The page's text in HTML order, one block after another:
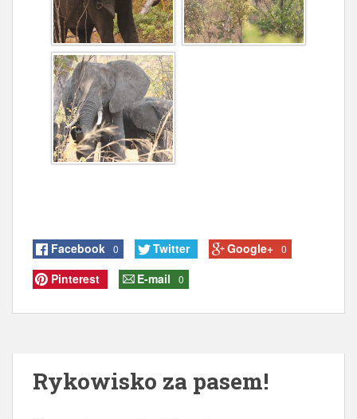
Facebook 0 Twitter Google+ 0
Pinterest E-mail 0
Rykowisko za pasem!